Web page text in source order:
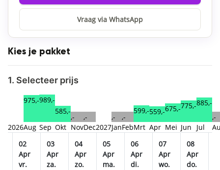
Vraag via WhatsApp
Kies je pakket
1. Selecteer prijs
2026
975,-
Aug
989,-
Sep
585,-
Okt
,-
Nov
,-
Dec2027
,-
Jan
,-
Feb
599,-
Mrt
559,-
Apr
675,-
Mei
775,-
Jun
885,-
Jul
,-
02
Apr
vr.
03
Apr
za.
04
Apr
zo.
05
Apr
ma.
06
Apr
di.
07
Apr
wo.
08
Apr
do.